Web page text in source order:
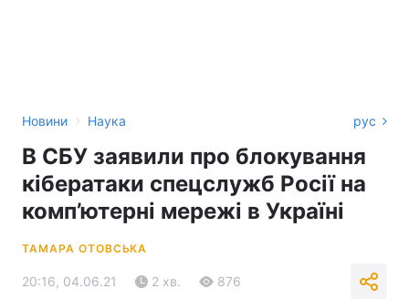
Новини › Наука рус
В СБУ заявили про блокування
кібератаки спецслужб Росії на
комп’ютерні мережі в Україні
ТАМАРА ОТОВСЬКА
20:16, 04.06.21 2 хв. 876